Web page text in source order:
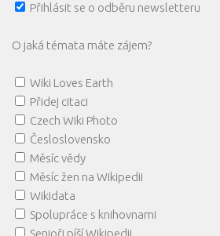
Přihlásit se o odběru newsletteru
O jaká témata máte zájem?
Wiki Loves Earth
Přidej citaci
Czech Wiki Photo
Česloslovensko
Měsíc vědy
Měsíc žen na Wikipedii
Wikidata
Spolupráce s knihovnami